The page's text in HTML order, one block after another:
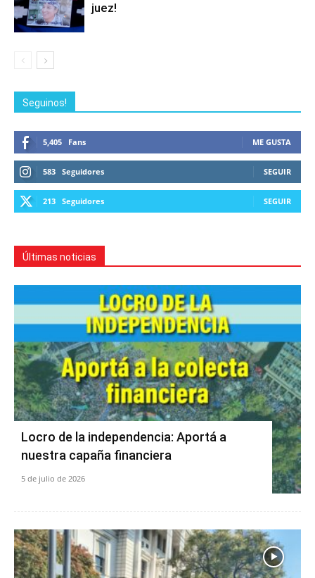
juez!
Seguinos!
5,405 Fans ME GUSTA
583 Seguidores SEGUIR
213 Seguidores SEGUIR
Últimas noticias
Locro de la independencia: Aportá a
nuestra capaña financiera
5 de julio de 2026